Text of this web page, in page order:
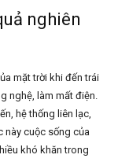
nghiên
mặt trời khi đến trái
nghệ, làm mất điện.
hệ thống liên lạc,
này cuộc sống của
khó khăn trong